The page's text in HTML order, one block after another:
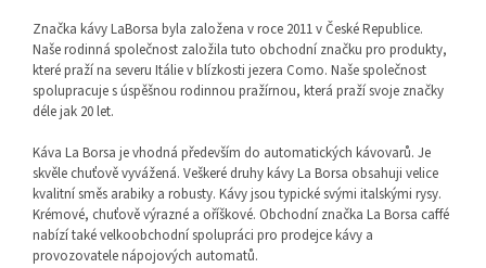
Značka kávy LaBorsa byla založena v roce 2011 v České Republice.
Naše rodinná společnost založila tuto obchodní značku pro produkty,
které praží na severu Itálie v blízkosti jezera Como. Naše společnost
spolupracuje s úspěšnou rodinnou pražírnou, která praží svoje značky
déle jak 20 let.
Káva La Borsa je vhodná především do automatických kávovarů. Je
skvěle chuťově vyvážená. Veškeré druhy kávy La Borsa obsahuji velice
kvalitní směs arabiky a robusty. Kávy jsou typické svými italskými rysy.
Krémové, chuťově výrazné a oříškové. Obchodní značka La Borsa caffé
nabízí také velkoobchodní spolupráci pro prodejce kávy a
provozovatele nápojových automatů.